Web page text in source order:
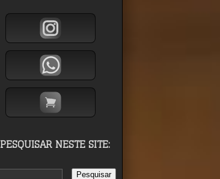
PESQUISAR NESTE SITE: